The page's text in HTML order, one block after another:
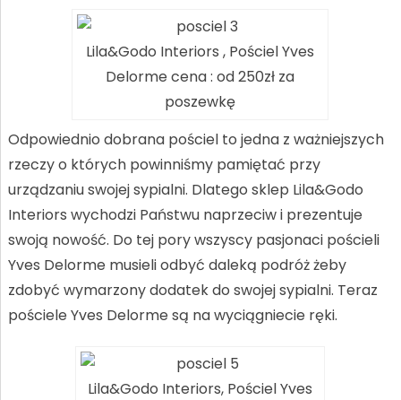
Lila&Godo Interiors , Pościel Yves
Delorme cena : od 250zł za
poszewkę
Odpowiednio dobrana pościel to jedna z ważniejszych
rzeczy o których powinniśmy pamiętać przy
urządzaniu swojej sypialni. Dlatego sklep Lila&Godo
Interiors wychodzi Państwu naprzeciw i prezentuje
swoją nowość. Do tej pory wszyscy pasjonaci pościeli
Yves Delorme musieli odbyć daleką podróż żeby
zdobyć wymarzony dodatek do swojej sypialni. Teraz
pościele Yves Delorme są na wyciągniecie ręki.
Lila&Godo Interiors, Pościel Yves